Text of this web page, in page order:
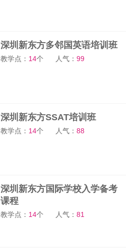
深圳新东方多邻国英语培训班
教学点： 14个 人气：99
深圳新东方SSAT培训班
教学点： 14个 人气：88
深圳新东方国际学校入学备考
课程
教学点： 14个 人气：81